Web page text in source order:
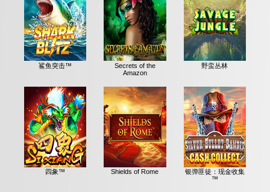
鲨鱼突击™
Secrets of the
Amazon
野蛮丛林
四象™ Shields of Rome
银弹匪徒：现金收集
™